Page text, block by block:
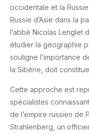
occidentale et la
Russie d’Asie dans la
l’abbé Nicolas Lenglet
étudier la géographie
souligne l’importance
la Sibérie, doit
Cette approche est
spécialistes
de l’empire russien de
Strahlenberg, un